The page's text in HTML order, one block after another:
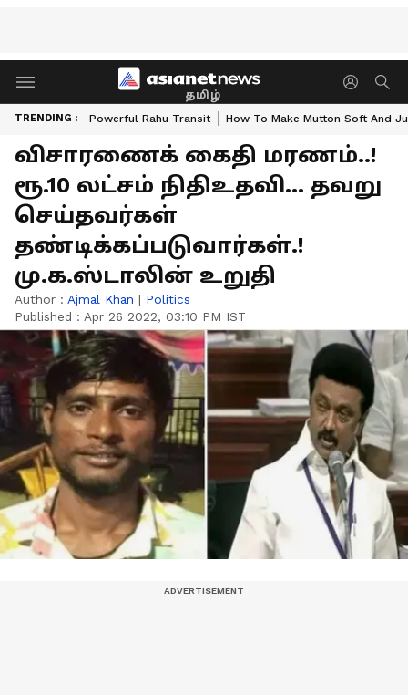
தமிழ்
TRENDING : Powerful Rahu Transit How To Make Mutton Soft And
விசாரணைக் கைதி மரணம்..!
ரூ.10 லட்சம் நிதிஉதவி... தவறு
செய்தவர்கள்
தண்டிக்கப்படுவார்கள்.!
மு.க.ஸ்டாலின் உறுதி
Author : Ajmal Khan | Politics
Published : Apr 26 2022, 03:10 PM IST